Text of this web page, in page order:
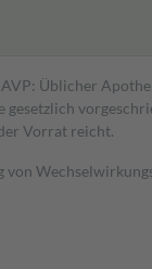
Üblicher
Vorrat reicht.